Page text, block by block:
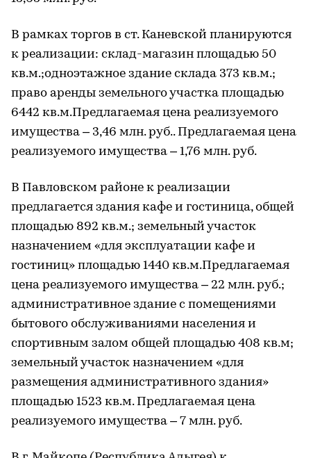
В рамках торгов в ст. Каневской планируются
к реализации: склад-магазин площадью 50
кв.м.;одноэтажное здание склада 373 кв.м.;
право аренды земельного участка площадью
6442 кв.м.Предлагаемая цена реализуемого
имущества – 3,46 млн. руб.. Предлагаемая цена
реализуемого имущества – 1,76 млн. руб.
В Павловском районе к реализации
предлагается здания кафе и гостиница, общей
площадью 892 кв.м.; земельный участок
назначением «для эксплуатации кафе и
гостиниц» площадью 1440 кв.м.Предлагаемая
цена реализуемого имущества – 22 млн. руб.;
административное здание с помещениями
бытового обслуживаниями населения и
спортивным залом общей площадью 408 кв.м;
земельный участок назначением «для
размещения административного здания»
площадью 1523 кв.м. Предлагаемая цена
реализуемого имущества – 7 млн. руб.